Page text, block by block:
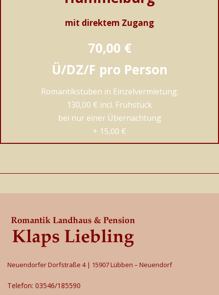
mit direktem Zugang
70,00 €
Ü/DZ/F pro Person
Romantikstuben in Einzelvermietung:
130,00 € incl. Frühstück
bei nur einer Übernachtung
+ 15,00 €
Neuendorfer Dorfstraße 4 | 15907 Lübben – Neuendorf
Telefon: 03546/185590